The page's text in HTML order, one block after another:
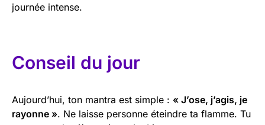
journée intense.
Conseil du jour
Aujourd’hui, ton mantra est simple : « J’ose, j’agis, je
rayonne ». Ne laisse personne éteindre ta flamme. Tu